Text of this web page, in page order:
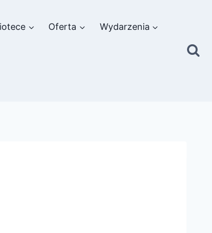
Oferta Wydarzenia